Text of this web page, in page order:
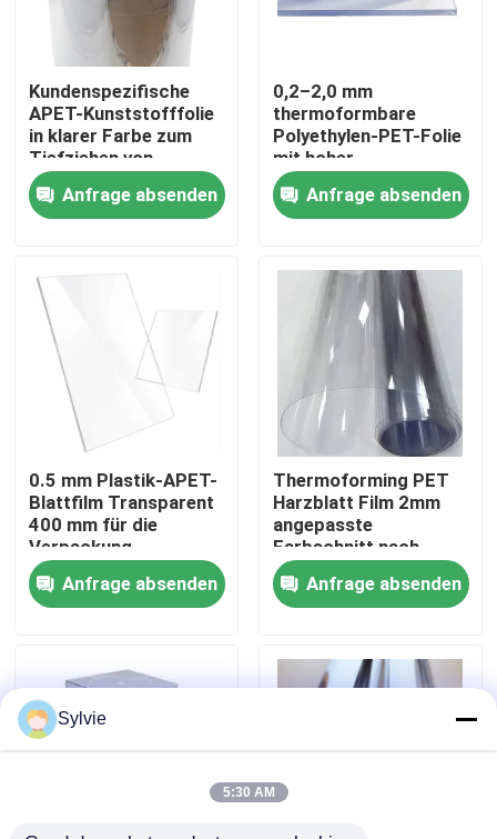
Haus
Über uns
Fabrik-Ausflug
Qualitätskontrolle
Treten Sie mit uns in Verbindung
Fälle
PET-Folie
Kundenspezifische
APET-Kunststofffolie
in klarer Farbe zum
Tiefziehen von
Verpackungsschalen
Anfrage absenden
0,2–2,0 mm
thermoformbare
Polyethylen-PET-Folie
mit hoher
Recyclingfähigkeit
Anfrage absenden
0.5 mm Plastik-APET-
Blattfilm Transparent
400 mm für die
Verpackung
angepasst
Anfrage absenden
Thermoforming PET
Harzblatt Film 2mm
angepasste
Farbschnitt nach
Größe
Anfrage absenden
Sylvie
5:30 AM